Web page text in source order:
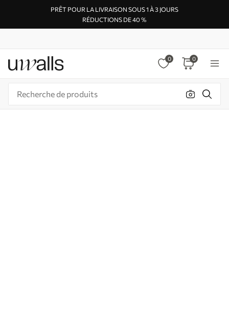
PRÊT POUR LA LIVRAISON SOUS 1 À 3 JOURS
RÉDUCTIONS DE 40 %
0 0